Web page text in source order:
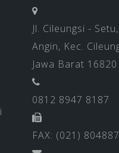
Jl. Cileungsi -
Angin, Kec.
Jawa Barat 16820
0812 8947 8187
FAX: (021)